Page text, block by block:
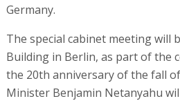
Germany.
The special cabinet meeting will
Building in Berlin, as part of the
the 20th anniversary of the fall
Minister Benjamin Netanyahu